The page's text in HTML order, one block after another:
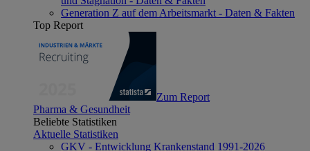
Generation Z auf dem Arbeitsmarkt - Daten & Fakten
Top Report
Zum Report
Pharma & Gesundheit
Beliebte Statistiken
Aktuelle Statistiken
GKV - Entwicklung Krankenstand 1991-2026